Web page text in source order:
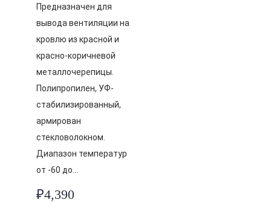
Предназначен для
вывода вентиляции на
кровлю из красной и
красно-коричневой
металлочерепицы.
Полипропилен, УФ-
стабилизированный,
армирован
стекловолокном.
Диапазон температур
от -60 до…
₽4,390